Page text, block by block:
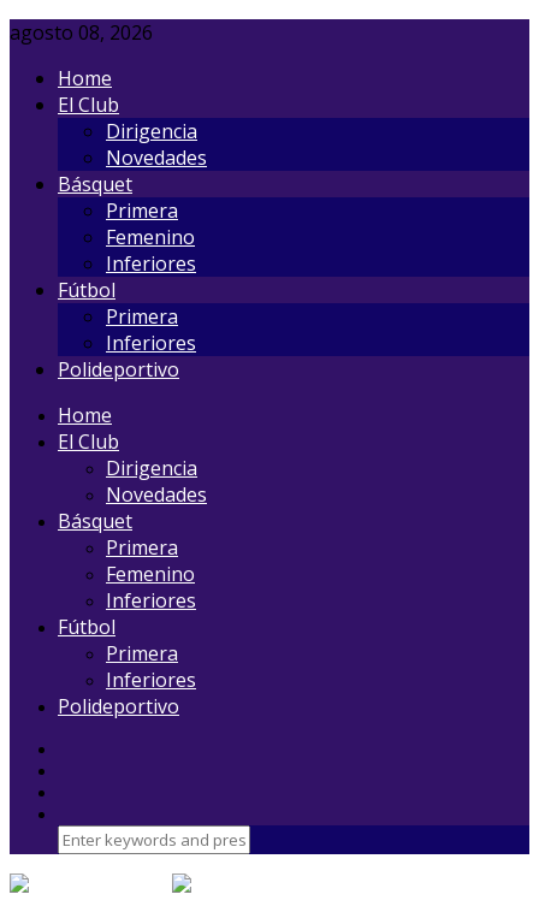
agosto 08, 2026
Home
El Club
Dirigencia
Novedades
Básquet
Primera
Femenino
Inferiores
Fútbol
Primera
Inferiores
Polideportivo
Home
El Club
Dirigencia
Novedades
Básquet
Primera
Femenino
Inferiores
Fútbol
Primera
Inferiores
Polideportivo